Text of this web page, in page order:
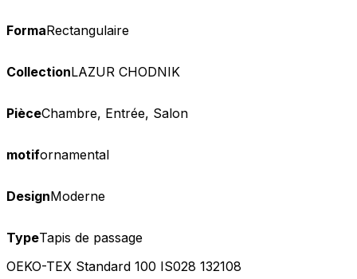
FormaRectangulaire
CollectionLAZUR CHODNIK
PièceChambre, Entrée, Salon
motifornamental
DesignModerne
TypeTapis de passage
OEKO-TEX Standard 100 IS028 132108